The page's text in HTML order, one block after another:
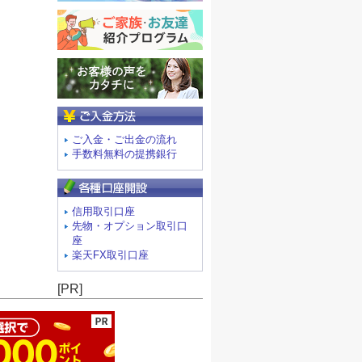
ご入金・ご出金の流れ
手数料無料の提携銀行
信用取引口座
先物・オプション取引口
座
楽天FX取引口座
[PR]